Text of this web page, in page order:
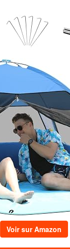
Voir sur Amazon